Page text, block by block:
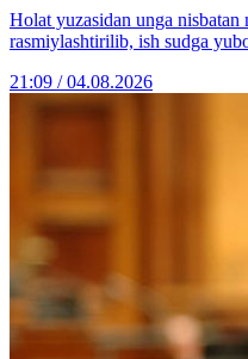
Holat yuzasidan unga nisbatan
rasmiylashtirilib, ish sudga
21:09 / 04.08.2026